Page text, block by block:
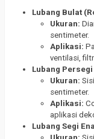
Lubang Bulat
Ukuran:
sentimeter.
Aplikasi:
ventilasi,
Lubang
Ukuran:
sentimeter.
Aplikasi:
aplikasi
Lubang Segi